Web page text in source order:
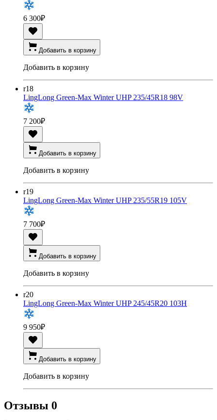
6 300₽
Добавить в корзину
Добавить в корзину
r18
LingLong Green-Max Winter UHP 235/45R18 98V
7 200₽
Добавить в корзину
Добавить в корзину
r19
LingLong Green-Max Winter UHP 235/55R19 105V
7 700₽
Добавить в корзину
Добавить в корзину
r20
LingLong Green-Max Winter UHP 245/45R20 103H
9 950₽
Добавить в корзину
Добавить в корзину
Отзывы 0